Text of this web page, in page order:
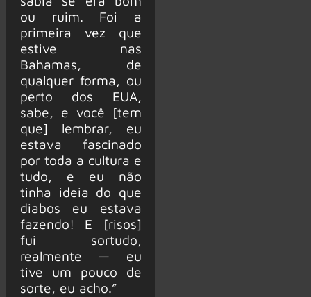
ou ruim. Foi a
primeira vez que
estive nas
Bahamas, de
qualquer forma, ou
perto dos EUA,
sabe, e você [tem
que] lembrar, eu
estava fascinado
por toda a cultura e
tudo, e eu não
tinha ideia do que
diabos eu estava
fazendo! E [risos]
fui sortudo,
realmente — eu
tive um pouco de
sorte, eu acho.”